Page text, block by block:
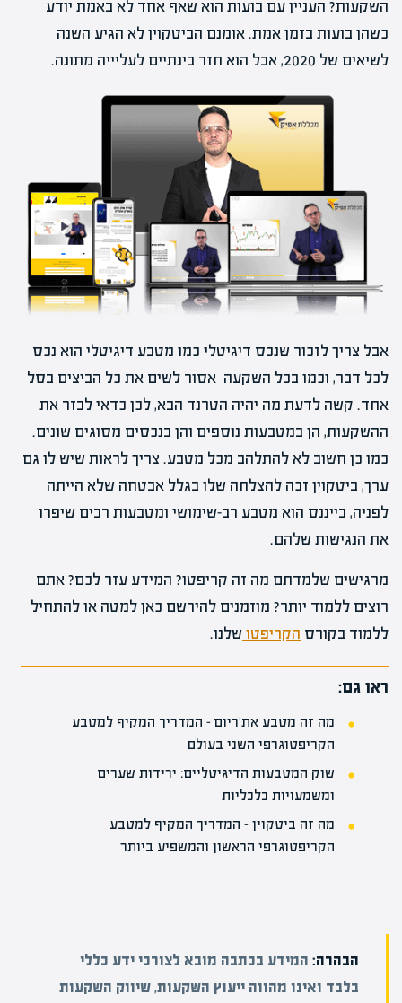
השקעות? העניין עם בועות הוא שאף אחד לא באמת יודע
כשהן בועות בזמן אמת. אומנם הביטקוין לא הגיע השנה
לשיאים של 2020, אבל הוא חזר בינתיים לעליייה מתונה.
אבל צריך לזכור שנכס דיגיטלי כמו מטבע דיגיטלי הוא נכס
לכל דבר, וכמו בכל השקעה אסור לשים את כל הביצים בסל
אחד. קשה לדעת מה יהיה הטרנד הבא, לכן כדאי לבזר את
ההשקעות, הן במטבעות נוספים והן בנכסים מסוגים שונים.
כמו כן חשוב לא להתלהב מכל מטבע. צריך לראות שיש לו גם
ערך, ביטקוין זכה להצלחה שלו בגלל אבטחה שלא הייתה
לפניה, בייננס הוא מטבע רב-שימושי ומטבעות רבים שיפרו
את הנגישות שלהם.
מרגישים שלמדתם מה זה קריפטו? המידע עזר לכם? אתם
רוצים ללמוד יותר? מוזמנים להירשם כאן למטה או להתחיל
ללמוד בקורס הקריפטושלנו.
ראו גם:
מה זה מטבע את'ריום – המדריך המקיף למטבע
הקריפטוגרפי השני בעולם
שוק המטבעות הדיגיטליים: ירידות שערים
ומשמעויות כלכליות
מה זה ביטקוין – המדריך המקיף למטבע
הקריפטוגרפי הראשון והמשפיע ביותר
הבהרה: המידע בכתבה מובא לצורכי ידע כללי
בלבד ואינו מהווה ייעוץ השקעות, שיווק השקעות